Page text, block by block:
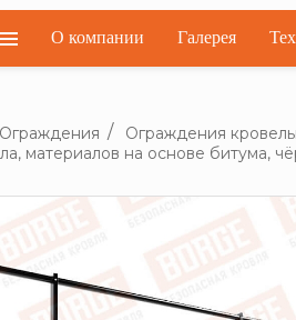
О компании Галерея
Ограждения Ограждения
материалов на основе битума,